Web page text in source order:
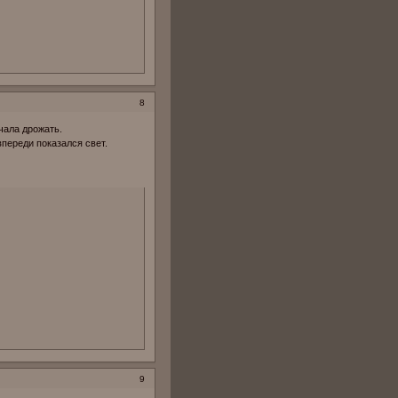
8
дрожать.
показался свет.
9